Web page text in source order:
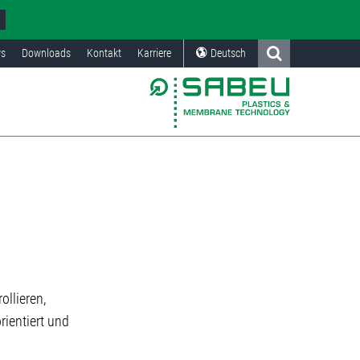
Downloads Kontakt Karriere Deutsch
und